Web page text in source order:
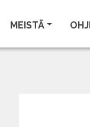
MEISTÄ